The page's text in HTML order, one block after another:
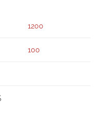
1200
100